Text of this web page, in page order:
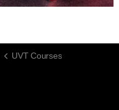
UVT Courses